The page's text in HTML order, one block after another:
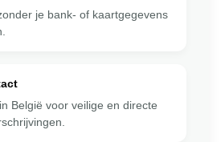
je bank- of kaartgegevens
België voor veilige en directe